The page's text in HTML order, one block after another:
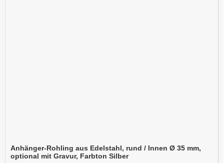
Anhänger-Rohling aus Edelstahl, rund / Innen Ø 35 mm,
optional mit Gravur, Farbton Silber